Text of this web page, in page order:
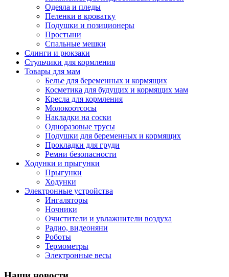
Одеяла и пледы
Пеленки в кроватку
Подушки и позиционеры
Простыни
Спальные мешки
Слинги и рюкзаки
Стульчики для кормления
Товары для мам
Белье для беременных и кормящих
Косметика для будущих и кормящих мам
Кресла для кормления
Молокоотсосы
Накладки на соски
Одноразовые трусы
Подушки для беременных и кормящих
Прокладки для груди
Ремни безопасности
Ходунки и прыгунки
Прыгунки
Ходунки
Электронные устройства
Ингаляторы
Ночники
Очистители и увлажнители воздуха
Радио, видеоняни
Роботы
Термометры
Электронные весы